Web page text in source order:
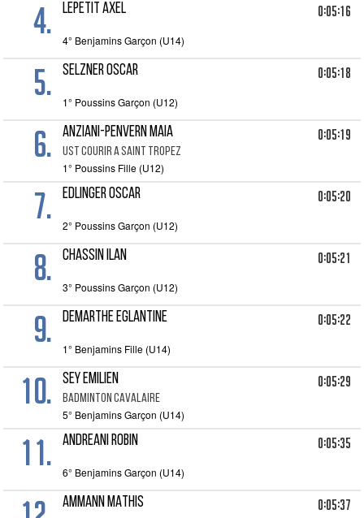
4. LEPETIT AXEL 0:05:16
4° Benjamins Garçon (U14)
5. SELZNER OSCAR 0:05:18
1° Poussins Garçon (U12)
6. ANZIANI-PENVERN MAIA
UST COURIR A SAINT TROPEZ
0:05:19
1° Poussins Fille (U12)
7. EDLINGER OSCAR 0:05:20
2° Poussins Garçon (U12)
8. CHASSIN ILAN 0:05:21
3° Poussins Garçon (U12)
9. DEMARTHE EGLANTINE 0:05:22
1° Benjamins Fille (U14)
10. SEY EMILIEN
BADMINTON CAVALAIRE
0:05:29
5° Benjamins Garçon (U14)
11. ANDREANI ROBIN 0:05:35
6° Benjamins Garçon (U14)
AMMANN MATHIS 0:05:37